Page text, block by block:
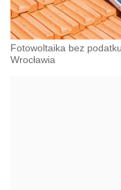
Fotowoltaika bez
Wrocławia